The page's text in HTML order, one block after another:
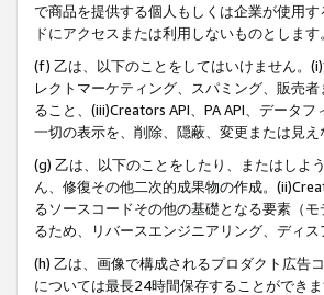
で商品を提供する個人もしくは企業が使用
ドにアクセスまたは利用しないものとします。
(f) 乙は、以下のことをしてはいけません。
レクトマーケティング、スパミング、販売
ること、(iii)Creators API、PA API、データ
一切の表示を、削除、隠蔽、変更または見
(g) 乙は、以下のことをしたり、またはしよ
ん、修復その他二次的成果物の作成。
るソースコードその他の基礎となる要素（
るため、リバースエンジニアリング、ディ
(h) 乙は、画像で構成されるプロダクト広告
については最長24時間保存することができ